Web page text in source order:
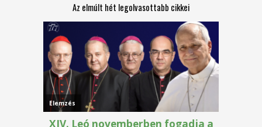
Az elmúlt hét legolvasottabb cikkei